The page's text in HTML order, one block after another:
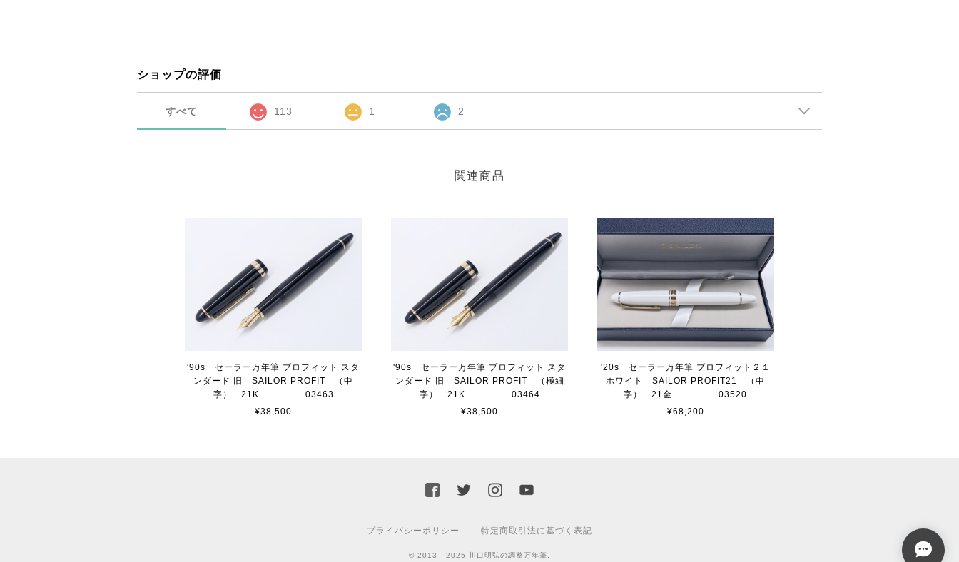
ショップの評価
すべて 113 1 2
関連商品
'90s セーラー万年筆 プロフィット スタ
ンダード 旧 SAILOR PROFIT （中
字） 21K 03463
¥38,500
'90s セーラー万年筆 プロフィット スタ
ンダード 旧 SAILOR PROFIT （極細
字） 21K 03464
¥38,500
'20s セーラー万年筆 プロフィット２１
ホワイト SAILOR PROFIT21 （中
字） 21金 03520
¥68,200
プライバシーポリシー 特定商取引法に基づく表記
© 2013 - 2025 川口明弘の調整万年筆.